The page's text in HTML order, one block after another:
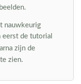
nauwkeurig
eerst de tutorial
zijn de
zien.